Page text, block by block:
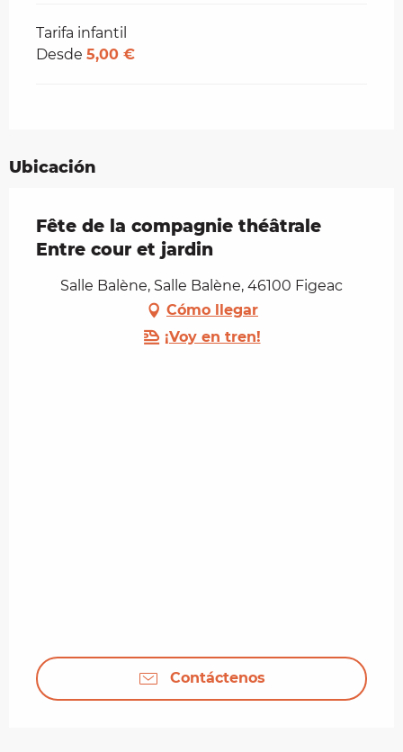
Tarifa infantil
Desde 5,00 €
Ubicación
Fête de la compagnie théâtrale
Entre cour et jardin
Salle Balène, Salle Balène, 46100 Figeac
Cómo llegar
¡Voy en tren!
Contáctenos